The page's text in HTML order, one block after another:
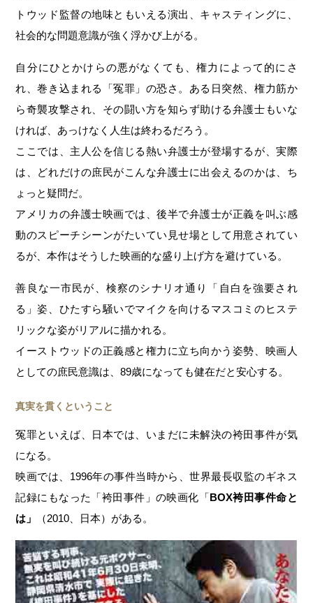
トウッド監督の地味ともいえる演出、キャスティングに、
社会的な問題意識が強く浮かび上がる。
自分にひとかけらの悪がなくても、権力によって的にさ
れ、巻き込まれる「冤罪」の恐さ。ある日突然、権力筋か
ら奇襲攻撃され、その闘い方を知らず助ける弁護士もいな
ければ、あっけなく人生は終わるだろう。
ここでは、主人公を信じる熱い弁護士が登場するが、実際
は、どれだけの庶民がこんな弁護士に出会えるのかは、ち
ょっと疑問だ。
アメリカの弁護士映画では、後半で弁護士が正義を叫ぶ感
動のスピーチシーンがたいてい見せ場として用意されてい
るが、本作はそうした映画的な盛り上げ方を避けている。
善良な一市民が、検察のシナリオ通り「自白を強要され
る」姿、ひたすら騒いでマイクを向けるマスコミのヒステ
リックな姿がリアルに描かれる。
イーストウッドの正義感と権力に立ち向かう姿勢、映画人
としての庶民意識は、89歳になっても健在だと安心する。
真実を貫くということ
冤罪といえば、日本では、いまだに未解決の袴田事件が気
になる。
映画では、1996年の事件当時から、世界最長収監のギネス
記録にもなった「袴田事件」の映画化「BOX袴田事件命と
は」
（2010、日本）がある。